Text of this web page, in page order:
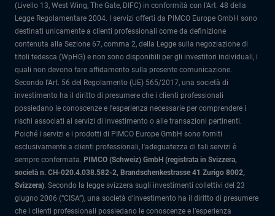
(Livello 13, West Wing, The Gate, DIFC) in conformità con l'Art. 48 della
Legge Regolamentare 2004. I servizi offerti da PIMCO Europe GmbH sono
destinati unicamente a clienti professionali come da definizione
contenuta alla Sezione 67, comma 2, della Legge sulla negoziazione di
titoli tedesca (WpHG) e non sono disponibili per gli investitori individuali, i
quali non devono fare affidamento sulla presente comunicazione.
Secondo l'Art. 56 del Regolamento (UE) 565/2017, una società di
investimento ha il diritto di presumere che i clienti professionali
possiedano le conoscenze e l'esperienza necessarie per comprendere i
rischi associati ai servizi di investimento o alle transazioni pertinenti.
Poiché i servizi e i prodotti di PIMCO Europe GmbH sono forniti
esclusivamente a clienti professionali, l'adeguatezza di tali servizi è
sempre confermata. PIMCO (Schweiz) GmbH (registrata in Svizzera,
società n. CH-020.4.038.582-2, Brandschenkestrasse 41 Zurigo 8002,
Svizzera). Secondo la legge svizzera sugli investimenti collettivi del 23
giugno 2006 (“CISA”), una società d’investimento ha il diritto di presumere
che i clienti professionali possiedano le conoscenze e l’esperienza